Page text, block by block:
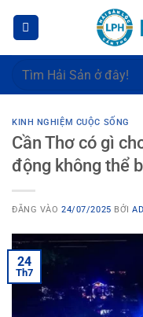
dung
Tìm
KINH NGHIỆM CUỘC SỐNG
Cần Thơ có gì
động không thể
ĐĂNG VÀO24/07/2025 BỞI
24
Th7